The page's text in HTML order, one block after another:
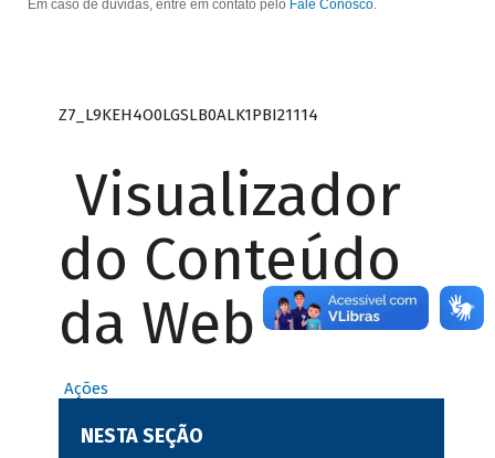
Em caso de dúvidas, entre em contato pelo Fale Conosco.
Z7_L9KEH4O0LGSLB0ALK1PBI21114
Visualizador
do Conteúdo
da Web
Ações
NESTA SEÇÃO